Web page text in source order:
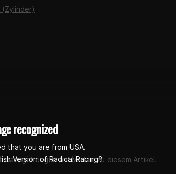
Antworten zu diesem Artikel.
recognized
that you are from USA.
Version of Radical Racing?